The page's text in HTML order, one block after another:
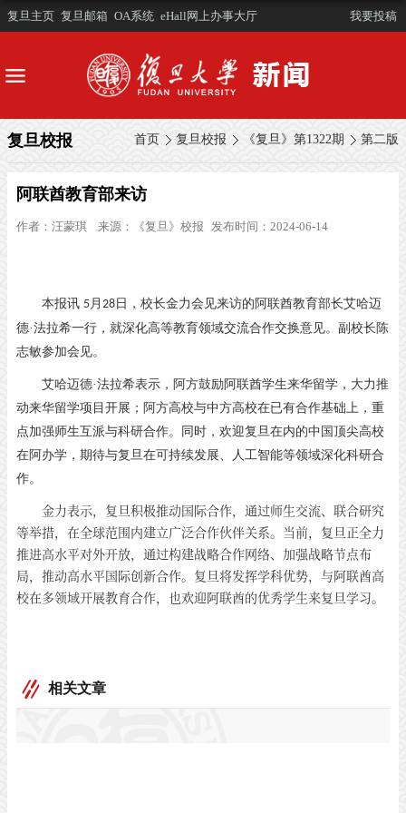
复旦主页 复旦邮箱 OA系统 eHall网上办事大厅 我要投稿
首页 复旦校报 《复旦》第1322期 第二版
复旦校报
阿联酋教育部来访
作者： 汪蒙琪 来源： 《复旦》校报 发布时间：2024-06-14
本报讯 5月 28 日，校长金力会见来访的阿联酋教育部长艾哈迈
德·法拉希一行，就深化高等教育领域交流合作交换意见。副校长陈
志敏参加会见。
艾哈迈德·法拉希表示，阿方鼓励阿联酋学生来华留学，大力推
动来华留学项目开展；阿方高校与中方高校在已有合作基础上，重
点加强师生互派与科研合作。同时，欢迎复旦在内的中国顶尖高校
在阿办学，期待与复旦在可持续发展、人工智能等领域深化科研合
作。
金力表示，复旦积极推动国际合作，通过师生交流、联合研究
等举措，在全球范围内建立广泛合作伙伴关系。当前，复旦正全力
推进高水平对外开放，通过构建战略合作网络、加强战略节点布
局，推动高水平国际创新合作。复旦将发挥学科优势，与阿联酋高
校在多领域开展教育合作，也欢迎阿联酋的优秀学生来复旦学习。
相关文章